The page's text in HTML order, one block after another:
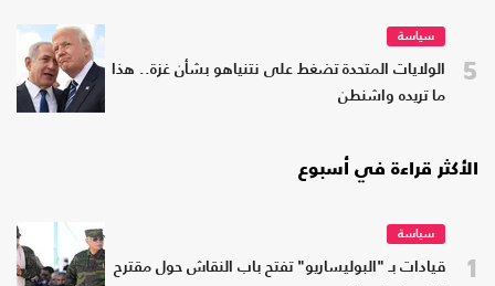
5
سياسة
الولايات المتحدة تضغط على نتنياهو بشأن غزة.. هذا
ما تريده واشنطن
الأكثر قراءة في أسبوع
1
سياسة
قيادات بـ "البوليساريو" تفتح باب النقاش حول مقترح